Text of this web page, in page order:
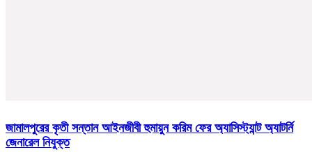
জামালপুরের কৃতী সন্তান আইনজীবী হুমায়ুন করিম ফের অ্যাসিস্ট্যান্ট অ্যাটর্নি
জেনারেল নিযুক্ত